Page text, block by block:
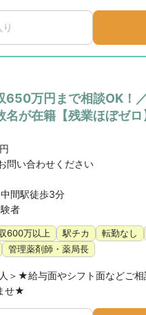
650万円まで相談OK！
名が在籍【残業ほぼゼ
い合わせください
間駅徒歩3分
者
600万以上 駅チカ 転勤なし
管理薬剤師・薬局長
＞★給与面やシフト面などご
せ★